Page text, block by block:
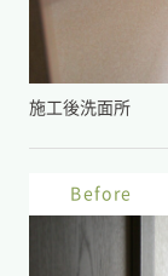
施工後洗面所
Before